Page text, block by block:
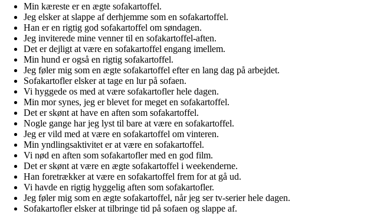
Min kæreste er en ægte sofakartoffel.
Jeg elsker at slappe af derhjemme som en sofakartoffel.
Han er en rigtig god sofakartoffel om søndagen.
Jeg inviterede mine venner til en sofakartoffel-aften.
Det er dejligt at være en sofakartoffel engang imellem.
Min hund er også en rigtig sofakartoffel.
Jeg føler mig som en ægte sofakartoffel efter en lang dag på arbejdet.
Sofakartofler elsker at tage en lur på sofaen.
Vi hyggede os med at være sofakartofler hele dagen.
Min mor synes, jeg er blevet for meget en sofakartoffel.
Det er skønt at have en aften som sofakartoffel.
Nogle gange har jeg lyst til bare at være en sofakartoffel.
Jeg er vild med at være en sofakartoffel om vinteren.
Min yndlingsaktivitet er at være en sofakartoffel.
Vi nød en aften som sofakartofler med en god film.
Det er skønt at være en ægte sofakartoffel i weekenderne.
Han foretrækker at være en sofakartoffel frem for at gå ud.
Vi havde en rigtig hyggelig aften som sofakartofler.
Jeg føler mig som en ægte sofakartoffel, når jeg ser tv-serier hele dagen.
Sofakartofler elsker at tilbringe tid på sofaen og slappe af.